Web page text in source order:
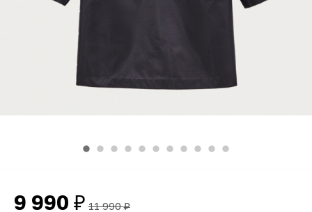
9 990 ₽ 11 990₽